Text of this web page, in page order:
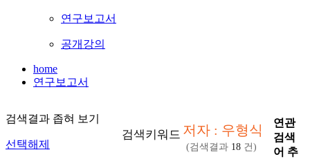
연구보고서
공개강의
home
연구보고서
검색결과 좁혀 보기
선택해제
검색키워드 저자 : 우형식
(검색결과 18 건)
연관
검색
어 추